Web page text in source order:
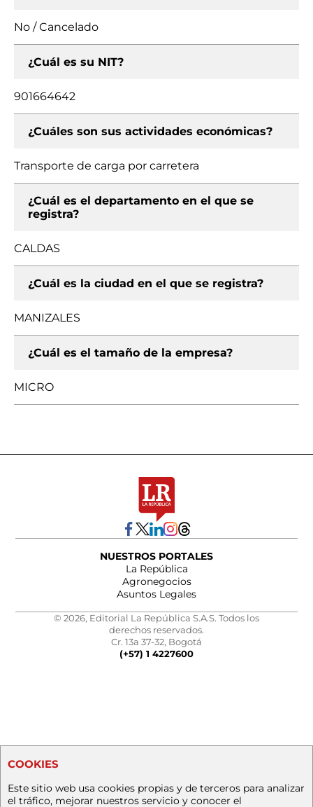
No / Cancelado
¿Cuál es su NIT?
901664642
¿Cuáles son sus actividades económicas?
Transporte de carga por carretera
¿Cuál es el departamento en el que se
registra?
CALDAS
¿Cuál es la ciudad en el que se registra?
MANIZALES
¿Cuál es el tamaño de la empresa?
MICRO
NUESTROS PORTALES
La República
Agronegocios
Asuntos Legales
© 2026, Editorial La República S.A.S. Todos los
derechos reservados.
Cr. 13a 37-32, Bogotá
(+57) 1 4227600
COOKIES
Este sitio web usa cookies propias y de terceros para analizar
el tráfico, mejorar nuestros servicio y conocer el